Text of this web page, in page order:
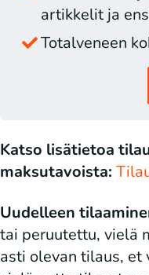
artikkelit ja
Totalveneen
Katso lisätietoa
maksutavoista:
Uudelleen
tai peruutettu, vielä
asti olevan tilaus,